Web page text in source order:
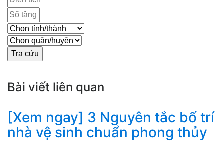
Bài viết liên quan
[Xem ngay] 3 Nguyên tắc bố trí
nhà vệ sinh chuẩn phong thủy